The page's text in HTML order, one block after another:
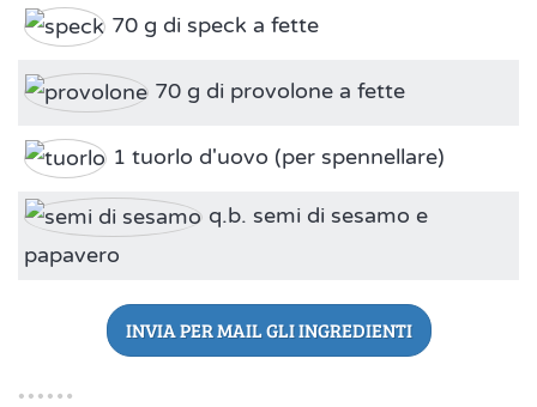
70 g di speck a fette
70 g di provolone a fette
1 tuorlo d'uovo (per spennellare)
q.b. semi di sesamo e
papavero
INVIA PER MAIL GLI INGREDIENTI